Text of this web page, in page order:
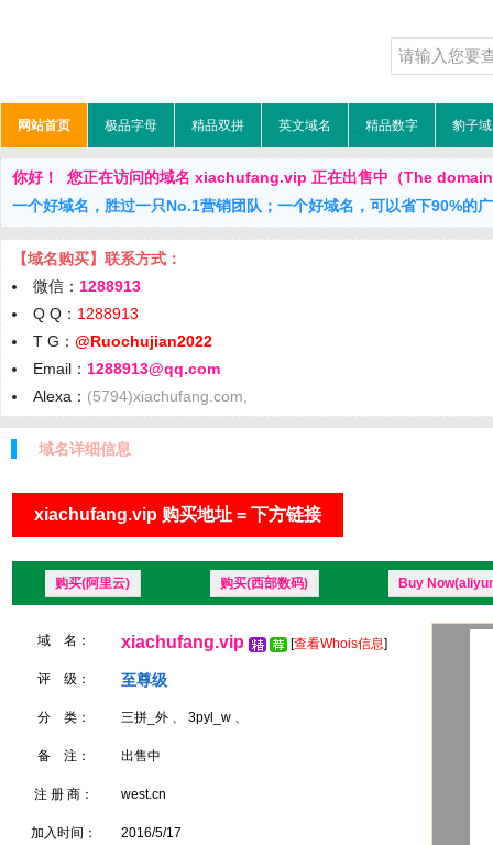
网站首页 极品字母 精品双拼 英文域名 精品数字 豹子
你好！ 您正在访问的域名 xiachufang.vip 正在出售中（The
一个好域名，胜过一只No.1营销团队；一个好域名，可以省下90%的
【域名购买】联系方式：
微信： 1288913
Q Q： 1288913
T G： @Ruochujian2022
Email： 1288913@qq.com
Alexa： (5794)xiachufang.com,
域名详细信息
xiachufang.vip 购买地址 = 下方链接
购买(阿里云) 购买(西部数码) Buy
域 名： xiachufang.vip [查看Whois信息]
评 级： 至尊级
分 类： 三拼_外 、 3pyl_w 、
备 注： 出售中
注 册 商： west.cn
加入时间： 2016/5/17